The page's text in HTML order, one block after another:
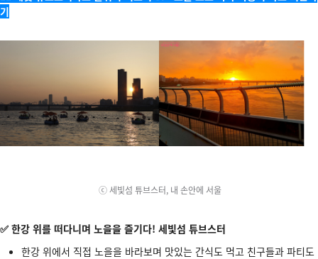
기
ⓒ 세빛섬 튜브스터, 내 손안에 서울
✅ 한강 위를 떠다니며 노을을 즐기다! 세빛섬 튜브스터
한강 위에서 직접 노을을 바라보며 맛있는 간식도 먹고 친구들과 파티도